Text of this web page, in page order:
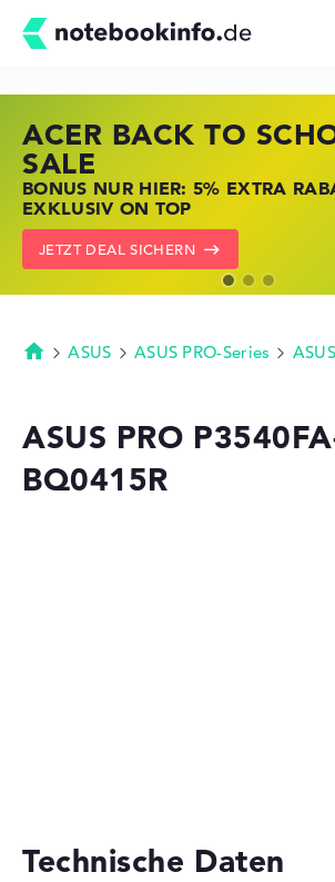
Kaufberatung
Technik & Wissen
Deals
ACER BACK TO
SALE
BONUS NUR HIER: 5% EXTRA
EXKLUSIV ON TOP
JETZT DEAL SICHERN
HP STORE SSV
JETZT ZUGREIFEN: NOTEBOOKS
KRÄFTIG REDUZIERT
ZU DEN HP ANGEBOTEN
LENOVO LAPTOP
NOTEBOOKS BEI LENOVO JETZT
KRÄFTIG REDUZIERT
LENOVO DEALS ZEIGEN
Startseite
ASUS ASUS PRO-Series
ASUS PRO
BQ0415R
Technische Daten